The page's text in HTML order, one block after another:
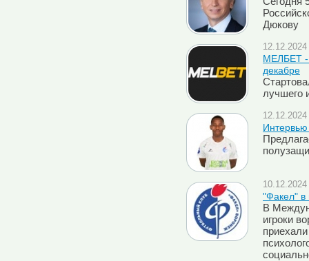
Дюкову
МЕЛБЕТ -
декабре
лучшего
"Факел" в
В
игроки